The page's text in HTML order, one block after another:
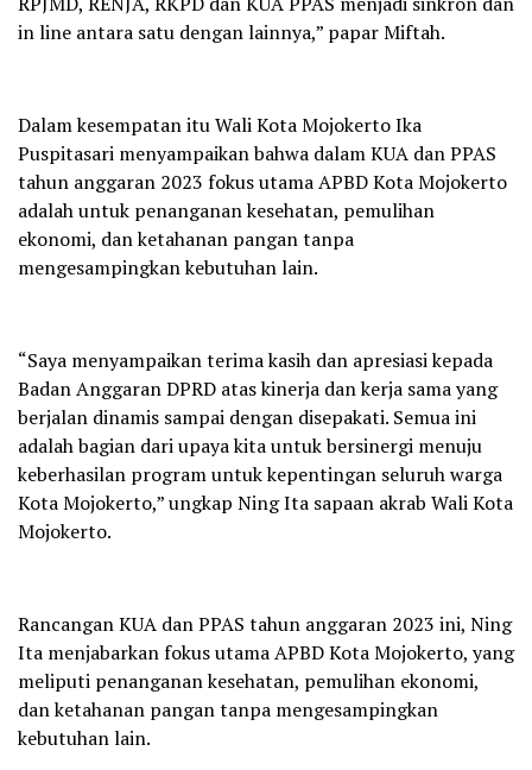
in line antara satu dengan lainnya,” papar Miftah.
Dalam kesempatan itu Wali Kota Mojokerto Ika
Puspitasari menyampaikan bahwa dalam KUA dan PPAS
tahun anggaran 2023 fokus utama APBD Kota Mojokerto
adalah untuk penanganan kesehatan, pemulihan
ekonomi, dan ketahanan pangan tanpa
mengesampingkan kebutuhan lain.
“Saya menyampaikan terima kasih dan apresiasi kepada
Badan Anggaran DPRD atas kinerja dan kerja sama yang
berjalan dinamis sampai dengan disepakati. Semua ini
adalah bagian dari upaya kita untuk bersinergi menuju
keberhasilan program untuk kepentingan seluruh warga
Kota Mojokerto,” ungkap Ning Ita sapaan akrab Wali Kota
Mojokerto.
Rancangan KUA dan PPAS tahun anggaran 2023 ini, Ning
Ita menjabarkan fokus utama APBD Kota Mojokerto, yang
meliputi penanganan kesehatan, pemulihan ekonomi,
dan ketahanan pangan tanpa mengesampingkan
kebutuhan lain.